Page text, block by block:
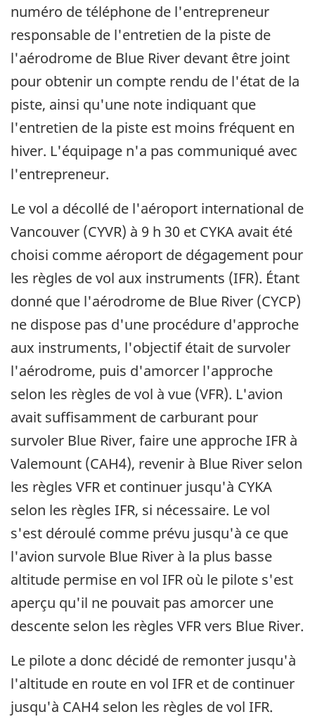
numéro de téléphone de l'entrepreneur
responsable de l'entretien de la piste de
l'aérodrome de Blue River devant être joint
pour obtenir un compte rendu de l'état de la
piste, ainsi qu'une note indiquant que
l'entretien de la piste est moins fréquent en
hiver. L'équipage n'a pas communiqué avec
l'entrepreneur.
Le vol a décollé de l'aéroport international de
Vancouver (CYVR) à 9 h 30 et CYKA avait été
choisi comme aéroport de dégagement pour
les règles de vol aux instruments (IFR). Étant
donné que l'aérodrome de Blue River (CYCP)
ne dispose pas d'une procédure d'approche
aux instruments, l'objectif était de survoler
l'aérodrome, puis d'amorcer l'approche
selon les règles de vol à vue (VFR). L'avion
avait suffisamment de carburant pour
survoler Blue River, faire une approche IFR à
Valemount (CAH4), revenir à Blue River selon
les règles VFR et continuer jusqu'à CYKA
selon les règles IFR, si nécessaire. Le vol
s'est déroulé comme prévu jusqu'à ce que
l'avion survole Blue River à la plus basse
altitude permise en vol IFR où le pilote s'est
aperçu qu'il ne pouvait pas amorcer une
descente selon les règles VFR vers Blue River.
Le pilote a donc décidé de remonter jusqu'à
l'altitude en route en vol IFR et de continuer
jusqu'à CAH4 selon les règles de vol IFR.